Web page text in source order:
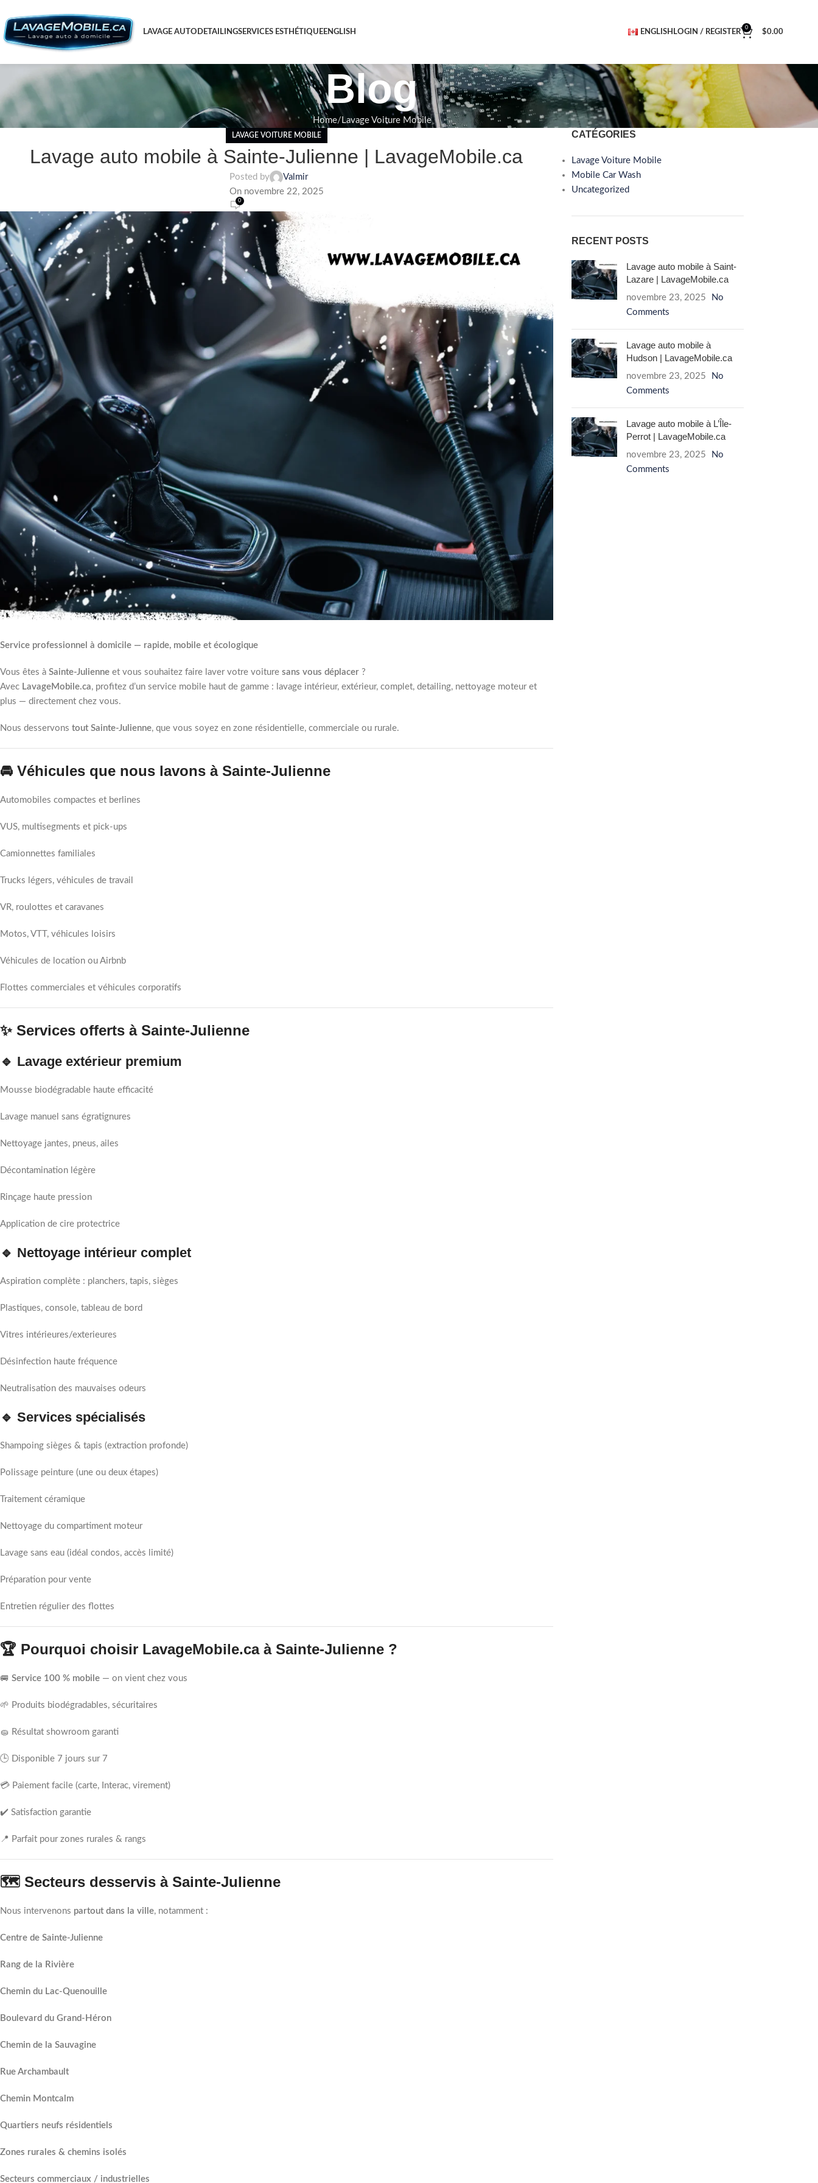
LAVAGE AUTO DETAILINGSERVICES ESTHÉTIQUEENGLISH ENGLISH LOGIN / REGISTER
0
$0.00
Blog
Home Lavage Voiture Mobile
LAVAGE VOITURE MOBILE
Lavage auto mobile à Sainte-Julienne | LavageMobile.ca
Posted by
Valmir
On novembre 22, 2025
0
Service professionnel à domicile — rapide, mobile et écologique
Vous êtes à Sainte-Julienne et vous souhaitez faire laver votre voiture sans vous déplacer ?
Avec LavageMobile.ca, profitez d’un service mobile haut de gamme : lavage intérieur, extérieur, complet, detailing, nettoyage moteur et
plus — directement chez vous.
Nous desservons tout Sainte-Julienne, que vous soyez en zone résidentielle, commerciale ou rurale.
🚘 Véhicules que nous lavons à Sainte-Julienne
Automobiles compactes et berlines
VUS, multisegments et pick-ups
Camionnettes familiales
Trucks légers, véhicules de travail
VR, roulottes et caravanes
Motos, VTT, véhicules loisirs
Véhicules de location ou Airbnb
Flottes commerciales et véhicules corporatifs
✨ Services offerts à Sainte-Julienne
🔹 Lavage extérieur premium
Mousse biodégradable haute efficacité
Lavage manuel sans égratignures
Nettoyage jantes, pneus, ailes
Décontamination légère
Rinçage haute pression
Application de cire protectrice
🔹 Nettoyage intérieur complet
Aspiration complète : planchers, tapis, sièges
Plastiques, console, tableau de bord
Vitres intérieures/exterieures
Désinfection haute fréquence
Neutralisation des mauvaises odeurs
🔹 Services spécialisés
Shampoing sièges & tapis (extraction profonde)
Polissage peinture (une ou deux étapes)
Traitement céramique
Nettoyage du compartiment moteur
Lavage sans eau (idéal condos, accès limité)
Préparation pour vente
Entretien régulier des flottes
🏆 Pourquoi choisir LavageMobile.ca à Sainte-Julienne ?
🚐 Service 100 % mobile — on vient chez vous
🌱 Produits biodégradables, sécuritaires
🧽 Résultat showroom garanti
🕒 Disponible 7 jours sur 7
💳 Paiement facile (carte, Interac, virement)
✔️ Satisfaction garantie
📍 Parfait pour zones rurales & rangs
🗺️ Secteurs desservis à Sainte-Julienne
Nous intervenons partout dans la ville, notamment :
Centre de Sainte-Julienne
Rang de la Rivière
Chemin du Lac-Quenouille
Boulevard du Grand-Héron
Chemin de la Sauvagine
Rue Archambault
Chemin Montcalm
Quartiers neufs résidentiels
Zones rurales & chemins isolés
Secteurs commerciaux / industrielles
CATÉGORIES
Lavage Voiture Mobile
Mobile Car Wash
Uncategorized
RECENT POSTS
Lavage auto mobile à Saint-
Lazare | LavageMobile.ca
novembre 23, 2025
No
Comments
Lavage auto mobile à
Hudson | LavageMobile.ca
novembre 23, 2025
No
Comments
Lavage auto mobile à L’Île-
Perrot | LavageMobile.ca
novembre 23, 2025
No
Comments